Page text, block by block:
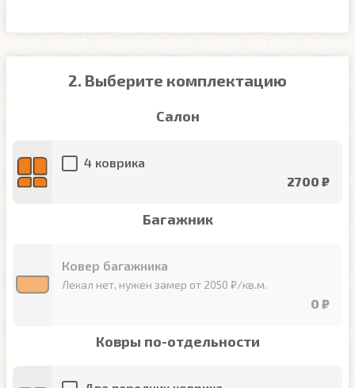
2. Выберите комплектацию
Салон
4 коврика
2700 ₽
Багажник
Ковер багажника
Лекал нет, нужен замер от 2050 ₽/кв.м.
0 ₽
Ковры по-отдельности